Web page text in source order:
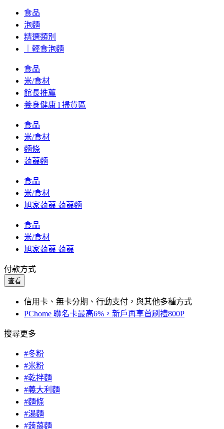
食品
泡麵
精選類別
｜輕食泡麵
食品
米/食材
館長推薦
養身健康 l 掃貨區
食品
米/食材
麵條
蒟蒻麵
食品
米/食材
旭家蒟蒻 蒟蒻麵
食品
米/食材
旭家蒟蒻 蒟蒻
付款方式
查看
信用卡、無卡分期、行動支付，與其他多種方式
PChome 聯名卡最高6%，新戶再享首刷禮800P
搜尋更多
#冬粉
#米粉
#乾拌麵
#義大利麵
#麵條
#湯麵
#蒟蒻麵